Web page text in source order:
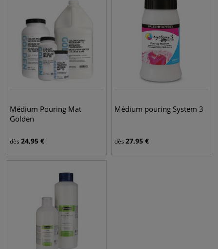
Médium Pouring Mat
Golden
dès 24,95 €
Médium pouring System 3
dès 27,95 €